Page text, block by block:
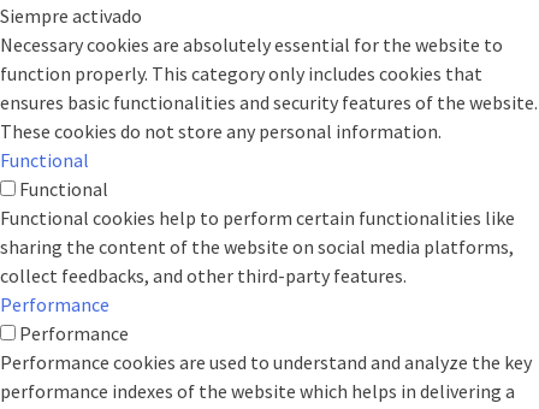
Siempre activado
Necessary cookies are absolutely essential for the website to
function properly. This category only includes cookies that
ensures basic functionalities and security features of the website.
These cookies do not store any personal information.
Functional
Functional
Functional cookies help to perform certain functionalities like
sharing the content of the website on social media platforms,
collect feedbacks, and other third-party features.
Performance
Performance
Performance cookies are used to understand and analyze the key
performance indexes of the website which helps in delivering a